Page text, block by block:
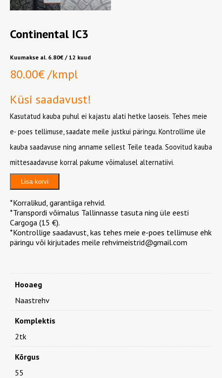
Continental IC3
Kuumakse al. 6.80€ / 12 kuud
80.00€/kmpl
Küsi saadavust!
Kasutatud kauba puhul ei kajastu alati hetke laoseis. Tehes meie
e- poes tellimuse, saadate meile justkui päringu. Kontrollime üle
kauba saadavuse ning anname sellest Teile teada. Soovitud kauba
mittesaadavuse korral pakume võimalusel alternatiivi.
Continental
IC3
kogus
Lisa korvi
*Korralikud, garantiiga rehvid.
*Transpordi võimalus Tallinnasse tasuta ning üle eesti
Cargoga (15 €).
*Kontrollige saadavust, kas tehes meie e-poes tellimuse ehk
päringu või kirjutades meile rehvimeistrid@gmail.com
Hooaeg
Naastrehv
Komplektis
2tk
Kõrgus
55